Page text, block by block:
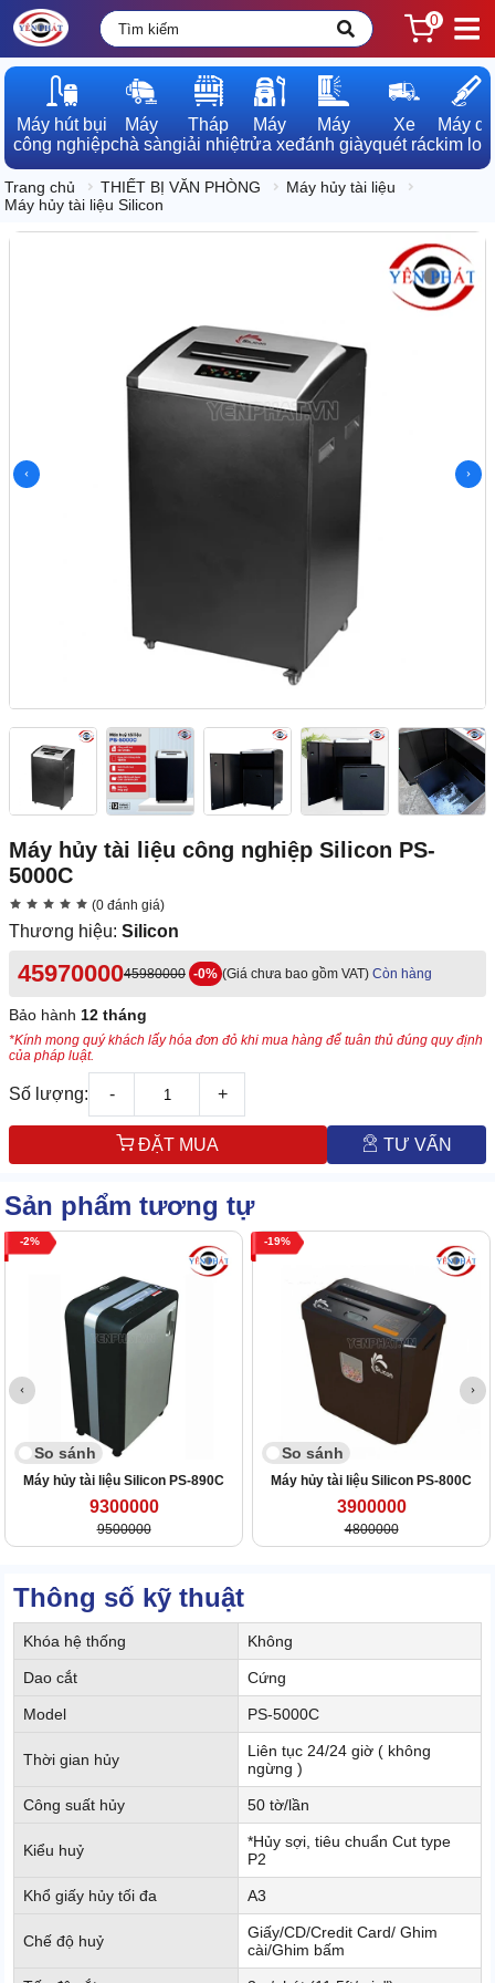
0
Máy hút bụi
công nghiệp
Máy
chà sàn
Tháp
giải nhiệt
Máy
rửa xe
Máy
đánh giày
Xe
quét rác
Máy dò
kim loại
Trang chủ THIẾT BỊ VĂN PHÒNG
Máy hủy tài liệu
Máy hủy tài liệu Silicon
Máy hủy tài liệu công nghiệp Silicon PS-
5000C
(0 đánh giá)
Thương hiệu: Silicon
4597000045980000 -0% (Giá chưa bao gồm VAT) Còn hàng
Bảo hành 12 tháng
*Kính mong quý khách lấy hóa đơn đỏ khi mua hàng để tuân thủ đúng quy định
của pháp luật.
Số lượng: - +
ĐẶT MUA TƯ VẤN
Sản phẩm tương tự
2
So sánh
Máy hủy tài liệu Silicon PS-890C
9300000
9500000
19
So sánh
Máy hủy tài liệu Silicon PS-800C
3900000
4800000
Thông số kỹ thuật
Khóa hệ thống Không
Dao cắt Cứng
Model PS-5000C
Thời gian hủy
Liên tục 24/24 giờ ( không
ngừng )
Công suất hủy 50 tờ/lần
Kiểu huỷ
*Hủy sợi, tiêu chuẩn Cut type
P2
Khổ giấy hủy tối đa A3
Chế độ huỷ
Giấy/CD/Credit Card/ Ghim
cài/Ghim bấm